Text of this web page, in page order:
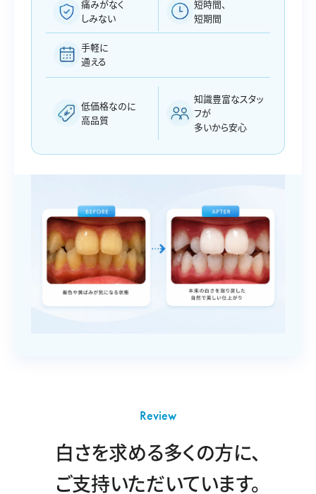
痛みがなく
しみない
短時間、
短期間
手軽に
通える
低価格なのに
高品質
知識豊富なスタッ
フが
多いから安心
Review
白さを求める多くの方に、
ご支持いただいています。